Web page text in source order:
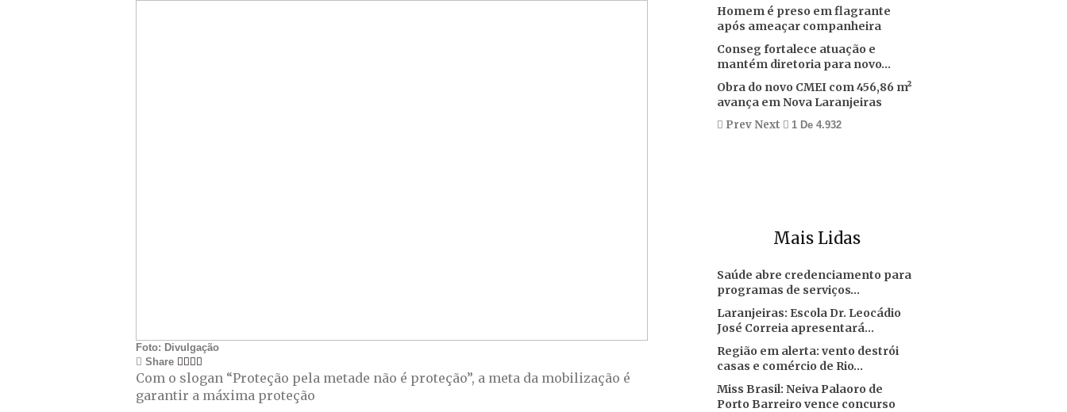
Foto: Divulgação
Share
Com o slogan “Proteção pela metade não é proteção”, a meta da mobilização é
garantir a máxima proteção
Homem é preso em flagrante
após ameaçar companheira
Conseg fortalece atuação e
mantém diretoria para novo…
Obra do novo CMEI com 456,86 m²
avança em Nova Laranjeiras
Prev Next 1 De 4.932
Mais Lidas
Saúde abre credenciamento para
programas de serviços…
Laranjeiras: Escola Dr. Leocádio
José Correia apresentará…
Região em alerta: vento destrói
casas e comércio de Rio…
Miss Brasil: Neiva Palaoro de
Porto Barreiro vence concurso